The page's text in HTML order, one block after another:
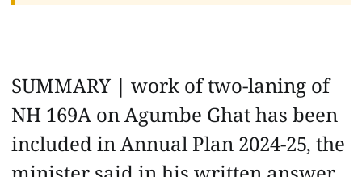
SUMMARY | work of two-laning of
NH 169A on Agumbe Ghat has been
included in Annual Plan 2024-25, the